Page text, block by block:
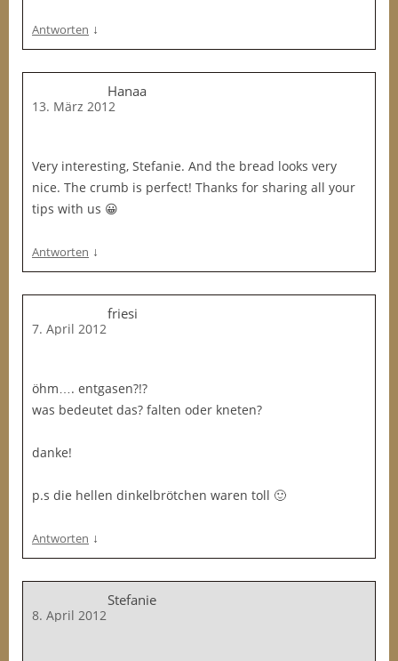
Antworten ↓
Hanaa
13. März 2012
Very interesting, Stefanie. And the bread looks very
nice. The crumb is perfect! Thanks for sharing all your
tips with us 😀
Antworten ↓
friesi
7. April 2012
öhm…. entgasen?!?
was bedeutet das? falten oder kneten?
danke!
p.s die hellen dinkelbrötchen waren toll 🙂
Antworten ↓
Stefanie
8. April 2012